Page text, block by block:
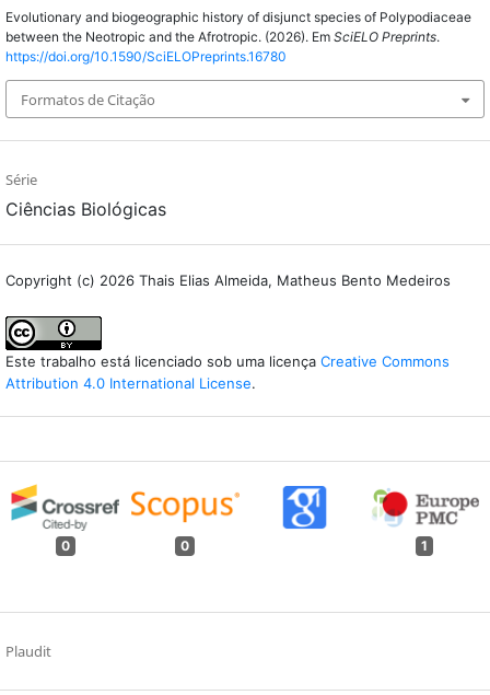
Evolutionary and biogeographic history of disjunct species of Polypodiaceae
between the Neotropic and the Afrotropic. (2026). Em SciELO Preprints.
https://doi.org/10.1590/SciELOPreprints.16780
Formatos de Citação
Série
Ciências Biológicas
Copyright (c) 2026 Thais Elias Almeida, Matheus Bento Medeiros
Este trabalho está licenciado sob uma licença Creative Commons
Attribution 4.0 International License.
0 0 1
Plaudit